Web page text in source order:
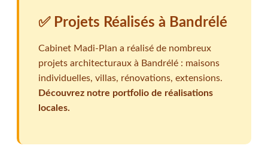
✅ Projets Réalisés à Bandrélé
Cabinet Madi-Plan a réalisé de nombreux
projets architecturaux à Bandrélé : maisons
individuelles, villas, rénovations, extensions.
Découvrez notre portfolio de réalisations
locales.